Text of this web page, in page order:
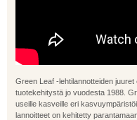
Green Leaf -lehtilannotteiden
tuotekehitystä jo vuodesta 1988.
useille kasveille eri
lannoitteet on kehitetty